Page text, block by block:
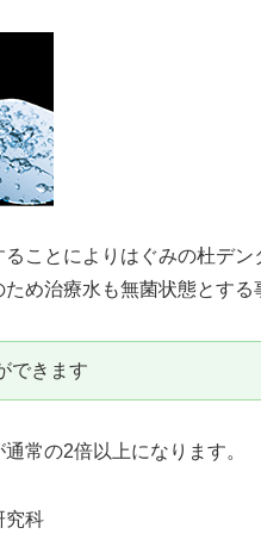
ることによりはぐみの杜デ
ため治療水も無菌状態とす
できます
常の2倍以上になります。
究科